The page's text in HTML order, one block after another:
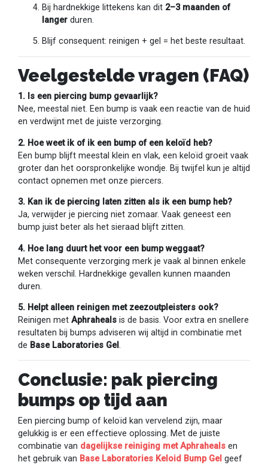
Bij hardnekkige littekens kan dit 2–3 maanden of
langer duren.
Blijf consequent: reinigen + gel = het beste resultaat.
Veelgestelde vragen (FAQ)
1. Is een piercing bump gevaarlijk?
Nee, meestal niet. Een bump is vaak een reactie van de huid
en verdwijnt met de juiste verzorging.
2. Hoe weet ik of ik een bump of een keloïd heb?
Een bump blijft meestal klein en vlak, een keloïd groeit vaak
groter dan het oorspronkelijke wondje. Bij twijfel kun je altijd
contact opnemen met onze piercers.
3. Kan ik de piercing laten zitten als ik een bump heb?
Ja, verwijder je piercing niet zomaar. Vaak geneest een
bump juist beter als het sieraad blijft zitten.
4. Hoe lang duurt het voor een bump weggaat?
Met consequente verzorging merk je vaak al binnen enkele
weken verschil. Hardnekkige gevallen kunnen maanden
duren.
5. Helpt alleen reinigen met zeezoutpleisters ook?
Reinigen met Aphraheals is de basis. Voor extra en snellere
resultaten bij bumps adviseren wij altijd in combinatie met
de Base Laboratories Gel.
Conclusie: pak piercing
bumps op tijd aan
Een piercing bump of keloïd kan vervelend zijn, maar
gelukkig is er een effectieve oplossing. Met de juiste
combinatie van dagelijkse reiniging met Aphraheals en
het gebruik van Base Laboratories Keloid Bump Gel geef